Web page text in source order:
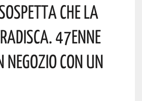
CHE LA
47ENNE
NEGOZIO CON UN